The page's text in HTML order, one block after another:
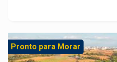
Villa Romana. Um
praticidade e potencial de
lotes disponíveis, o
Pronto para Morar